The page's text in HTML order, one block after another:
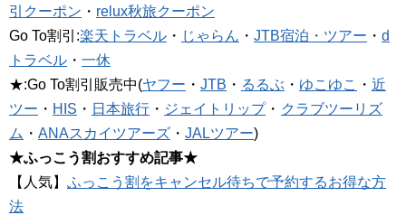
引クーポン ・ relux秋旅クーポン
Go To割引:楽天トラベル ・ じゃらん ・ JTB宿泊・ツアー ・ d
トラベル ・ 一休
★:Go To割引販売中(ヤフー ・ JTB ・ るるぶ ・ ゆこゆこ ・ 近
ツー ・ HIS ・ 日本旅行 ・ ジェイトリップ・ クラブツーリズ
ム ・ ANAスカイツアーズ ・ JALツアー)
★ふっこう割おすすめ記事★
【人気】 ふっこう割をキャンセル待ちで予約するお得な方
法